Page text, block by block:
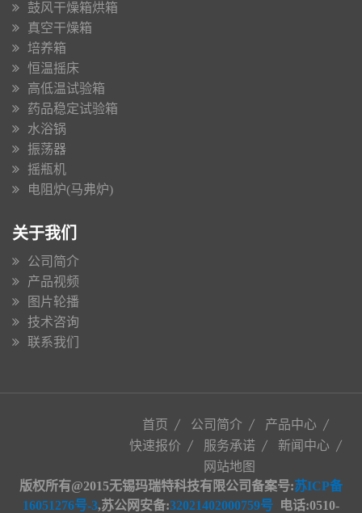
鼓风干燥箱烘箱
真空干燥箱
培养箱
恒温摇床
高低温试验箱
药品稳定试验箱
水浴锅
振荡器
摇瓶机
电阻炉(马弗炉)
关于我们
公司简介
产品视频
图片轮播
技术咨询
联系我们
首页 公司简介
产品中心
快速报价
服务承诺
新闻中心
网站地图
版权所有@2015无锡玛瑞特科技有限公司备案号:苏ICP备
16051276号-3,苏公网安备:32021402000759号 电话:0510-